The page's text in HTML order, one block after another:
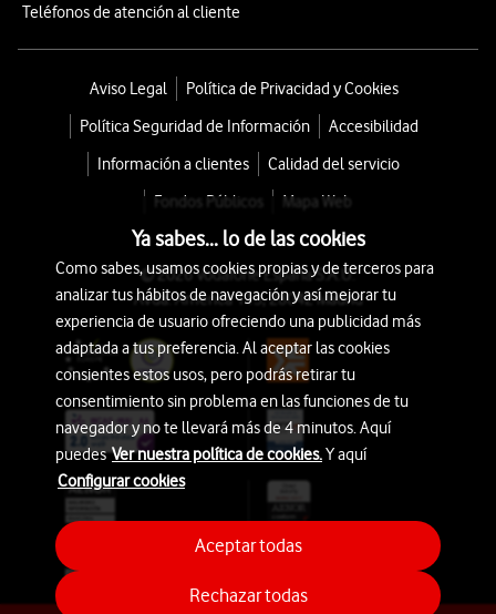
Teléfonos de atención al cliente
Aviso Legal
Política de Privacidad y Cookies
Política Seguridad de Información
Accesibilidad
Información a clientes
Calidad del servicio
Fondos Públicos
Mapa Web
© 2026 Vodafone España S.A.U.
Avda. América 115, 28042 Madrid
Ya sabes... lo de las cookies
Como sabes, usamos cookies propias y de terceros para
analizar tus hábitos de navegación y así mejorar tu
experiencia de usuario ofreciendo una publicidad más
adaptada a tus preferencia. Al aceptar las cookies
consientes estos usos, pero podrás retirar tu
consentimiento sin problema en las funciones de tu
navegador y no te llevará más de 4 minutos. Aquí
puedesVer nuestra política de cookies.Y aquí
Configurar cookies
Rechazar todas
Aceptar todas